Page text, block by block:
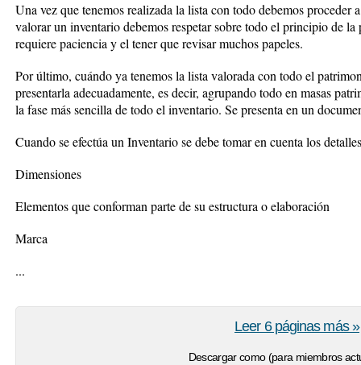
Una vez que tenemos realizada la lista con todo debemos
valorar un inventario debemos respetar sobre todo el principio de
requiere paciencia y el tener que revisar muchos papeles.
Por último, cuándo ya tenemos la lista valorada con todo el
presentarla adecuadamente, es decir, agrupando todo en masas
la fase más sencilla de todo el inventario. Se presenta en un
Cuando se efectúa un Inventario se debe tomar en cuenta los
Dimensiones
Elementos que conforman parte de su estructura o elaboración
Marca
...
Descargar como (para miembros
Leer 6 páginas más »